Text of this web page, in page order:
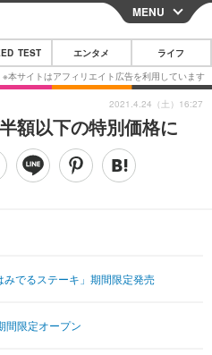
CLOSE
スマートフォン
ガジェット・ツール
スポーツ
ショッピング
MENU
TEST エンタメ ライフ
額以下の特別価格に
でるステーキ」期間限定発売
間限定オープン
2021.4.24（土）16:27